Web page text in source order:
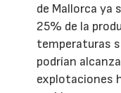
de Mallorca ya
25% de la
temperaturas
podrían
explotaciones